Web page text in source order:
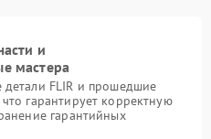
и
мастера
детали FLIR и прошедшие
гарантирует корректную
гарантийных